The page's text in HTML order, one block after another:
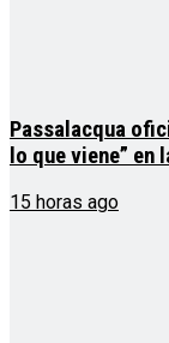
Passalacqua
lo que viene”
15 horas ago